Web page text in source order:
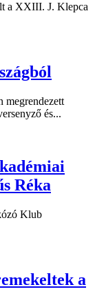
a XXIII. J. Klepca
megrendezett
és...
Réka
Klub
a